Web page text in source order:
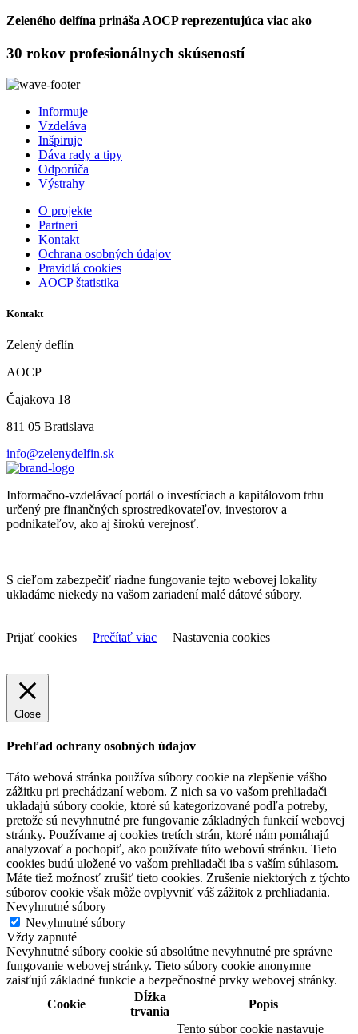
Zeleného delfína prináša AOCP reprezentujúca viac ako
30 rokov profesionálnych skúseností
Informuje
Vzdeláva
Inšpiruje
Dáva rady a tipy
Odporúča
Výstrahy
O projekte
Partneri
Kontakt
Ochrana osobných údajov
Pravidlá cookies
AOCP štatistika
Kontakt
Zelený deflín
AOCP
Čajakova 18
811 05 Bratislava
info@zelenydelfin.sk
Informačno-vzdelávací portál o investíciach a kapitálovom trhu
určený pre finančných sprostredkovateľov, investorov a
podnikateľov, ako aj širokú verejnosť.
S cieľom zabezpečiť riadne fungovanie tejto webovej lokality
ukladáme niekedy na vašom zariadení malé dátové súbory.
Prijať cookies Prečítať viac Nastavenia cookies
Close
Prehľad ochrany osobných údajov
Táto webová stránka používa súbory cookie na zlepšenie vášho
zážitku pri prechádzaní webom. Z nich sa vo vašom prehliadači
ukladajú súbory cookie, ktoré sú kategorizované podľa potreby,
pretože sú nevyhnutné pre fungovanie základných funkcií webovej
stránky. Používame aj cookies tretích strán, ktoré nám pomáhajú
analyzovať a pochopiť, ako používate túto webovú stránku. Tieto
cookies budú uložené vo vašom prehliadači iba s vaším súhlasom.
Máte tiež možnosť zrušiť tieto cookies. Zrušenie niektorých z týchto
súborov cookie však môže ovplyvniť váš zážitok z prehliadania.
Nevyhnutné súbory
Nevyhnutné súbory
Vždy zapnuté
Nevyhnutné súbory cookie sú absolútne nevyhnutné pre správne
fungovanie webovej stránky. Tieto súbory cookie anonymne
zaisťujú základné funkcie a bezpečnostné prvky webovej stránky.
Cookie
Dĺžka
trvania
Popis
Tento súbor cookie nastavuje